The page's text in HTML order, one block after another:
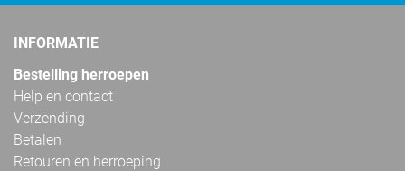
INFORMATIE
Bestelling herroepen
Help en contact
Verzending
Betalen
Retouren en herroeping